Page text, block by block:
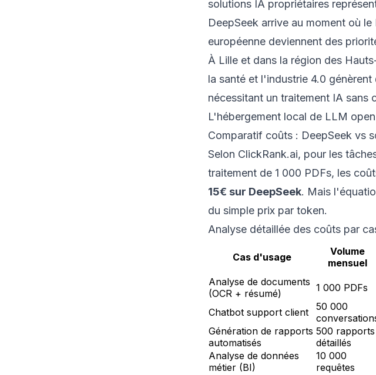
solutions IA propriétaires
DeepSeek arrive au moment où
européenne deviennent des
À Lille et dans la région des
la santé et l'industrie 4.0
nécessitant un traitement IA sans
L'hébergement local de LLM
Comparatif coûts : DeepSeek vs
Selon ClickRank.ai, pour les
traitement de 1 000 PDFs, les
15€ sur DeepSeek. Mais
du simple prix par token.
Analyse détaillée des coûts par
Cas d'usage
Volume
mensuel
Analyse de documents
(OCR + résumé)
1 000 PDFs
Chatbot support client
50 000
Génération de rapports
automatisés
500 rapports
détaillés
Analyse de données
métier (BI)
10 000
requêtes